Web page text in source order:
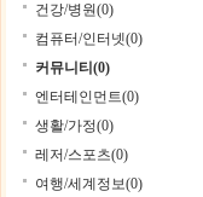
건강/병원(0)
컴퓨터/인터넷(0)
커뮤니티(0)
엔터테인먼트(0)
생활/가정(0)
레저/스포츠(0)
여행/세계정보(0)